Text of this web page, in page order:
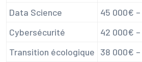
Data Science
45 000€
Cybersécurité
42 000€
Transition écologique 38 000€